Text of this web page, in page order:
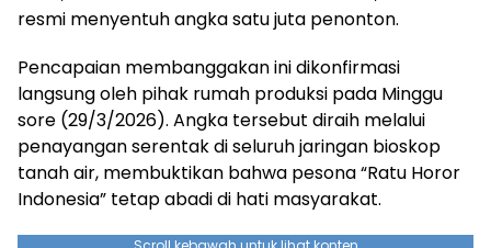
resmi menyentuh angka satu juta penonton.
Pencapaian membanggakan ini dikonfirmasi
langsung oleh pihak rumah produksi pada Minggu
sore (29/3/2026). Angka tersebut diraih melalui
penayangan serentak di seluruh jaringan bioskop
tanah air, membuktikan bahwa pesona “Ratu Horor
Indonesia” tetap abadi di hati masyarakat.